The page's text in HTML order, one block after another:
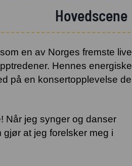
Hovedscene
en av Norges fremste live
Hennes energiske
på en konsertopplevelse de
Når jeg synger og danser
at jeg forelsker meg i